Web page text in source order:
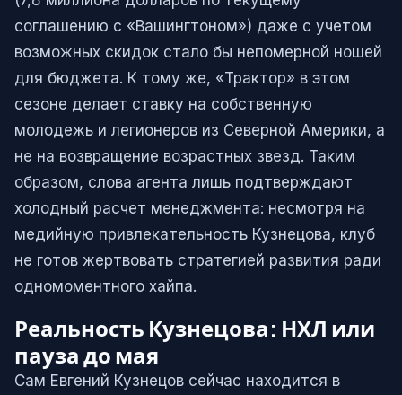
соглашению с «Вашингтоном») даже с учетом
возможных скидок стало бы непомерной ношей
для бюджета. К тому же, «Трактор» в этом
сезоне делает ставку на собственную
молодежь и легионеров из Северной Америки, а
не на возвращение возрастных звезд. Таким
образом, слова агента лишь подтверждают
холодный расчет менеджмента: несмотря на
медийную привлекательность Кузнецова, клуб
не готов жертвовать стратегией развития ради
одномоментного хайпа.
Реальность Кузнецова: НХЛ или
пауза до мая
Сам Евгений Кузнецов сейчас находится в